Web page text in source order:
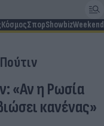
ΚόσμοςΣπορShowbizWeekend
«Αν η Ρωσία
κανένας»